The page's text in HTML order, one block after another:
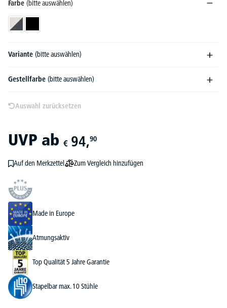
Farbe (bitte auswählen)
Variante (bitte auswählen)
Gestellfarbe (bitte auswählen)
Auswahl zurücksetzen
UVP ab € 94,90
Auf den Merkzettel Zum Vergleich hinzufügen
Made in Europe
Atmungsaktiv
Top Qualität 5 Jahre Garantie
Stapelbar max. 10 Stühle